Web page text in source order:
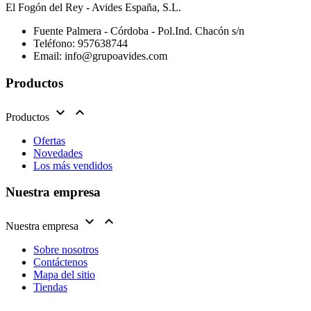
El Fogón del Rey - Avides España, S.L.
Fuente Palmera - Córdoba - Pol.Ind. Chacón s/n
Teléfono: 957638744
Email: info@grupoavides.com
Productos
Productos  
Ofertas
Novedades
Los más vendidos
Nuestra empresa
Nuestra empresa  
Sobre nosotros
Contáctenos
Mapa del sitio
Tiendas